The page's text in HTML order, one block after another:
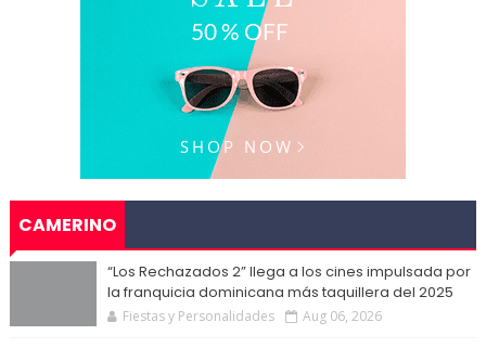
CAMERINO
“Los Rechazados 2” llega a los cines impulsada por
la franquicia dominicana más taquillera del 2025
Fiestas y Personalidades Aug 06, 2026